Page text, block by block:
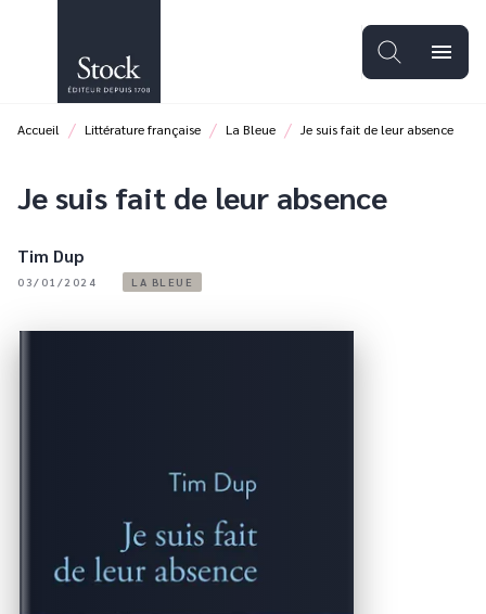
PIED DE PAGE
menu
Accueil / Littérature française / La Bleue / Je suis fait de leur absence
Je suis fait de leur absence
Tim Dup
03/01/2024 LA BLEUE